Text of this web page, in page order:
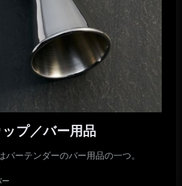
プ／バー用品
バーテンダーのバー用品の一つ。